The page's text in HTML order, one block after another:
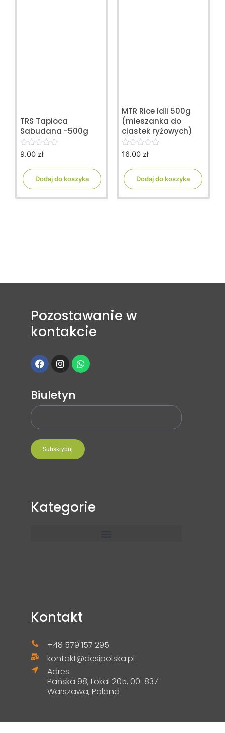
TRS Tapioca
Sabudana -500g
0
o
5
9.00 zł
Dodaj do koszyka
MTR Rice Idli 500g
(mieszanka do
ciastek ryżowych)
0
o
5
16.00 zł
Dodaj do koszyka
Pozostawanie w
kontakcie
Biuletyn
Subskrybuj
Kategorie
Kontakt
+48 579 157 295
kontakt@desipolska.pl
Adres:
Pańska 98, Lokal 205, 00-837
Warszawa, Poland